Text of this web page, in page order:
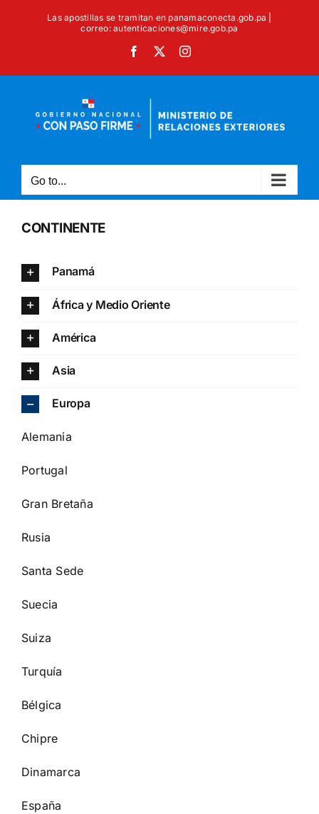
Las apostillas se tramitan en panamaconecta.gob.pa |
correo: autenticaciones@mire.gob.pa
Facebook Instagram
Go to...
CONTINENTE
Panamá
África y Medio Oriente
América
Asia
Europa
Alemania
Portugal
Gran Bretaña
Rusia
Santa Sede
Suecia
Suiza
Turquía
Bélgica
Chipre
Dinamarca
España